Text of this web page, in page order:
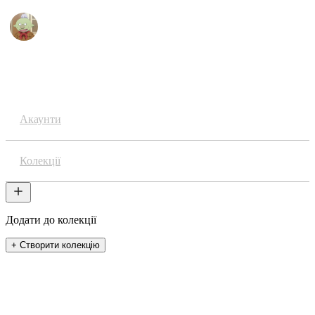
Акаунти
Колекції
Додати до колекції
+ Створити колекцію